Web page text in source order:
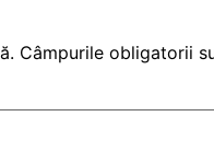
Câmpurile obligatorii